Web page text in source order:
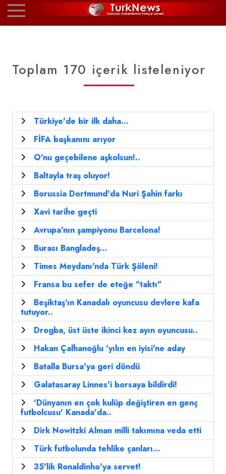
Toplam 170 içerik listeleniyor
Türkiye'de bir ilk daha...
FİFA başkanını arıyor
O'nu geçebilene aşkolsun!..
Baltayla traş oluyor!
Borussia Dortmund'da Nuri Şahin farkı
Xavi tarihe geçti
Avrupa'nın şampiyonu Barcelona!
Burası Bangladeş...
Times Meydanı'nda Türk Şöleni!
Fransa bu sefer de eteğe "taktı"
Beşiktaş'ın Kanadalı oyuncusu devlere kafa
tutuyor..
Drogba, üst üste ikinci kez ayın oyuncusu..
Hakan Çalhanoğlu 'yılın en iyisi'ne aday
Batalla Bursa'ya geri döndü
Galatasaray Linnes'i borsaya bildirdi!
'Dünyanın en çok kulüp değiştiren en genç
futbolcusu' Kanada'da..
Dirk Nowitzki Alman milli takımına veda etti
Türk futbolunda tehlike çanları...
35'lik Ronaldinho'ya servet!